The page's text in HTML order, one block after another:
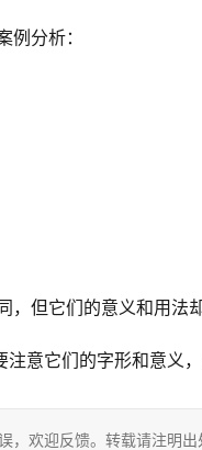
分析：
但它们的意义和用法却
意它们的字形和意义，
，欢迎反馈。转载请注明出